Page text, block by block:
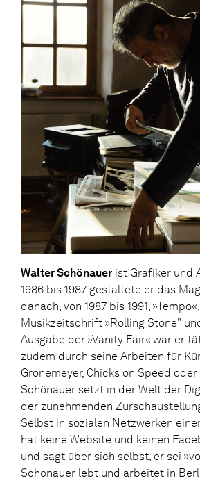
Walter Schönauer ist Grafiker und
1986 bis 1987 gestaltete er das
danach, von 1987 bis 1991,
Musikzeitschrift »Rolling Stone"
Ausgabe der »Vanity Fair« war er
zudem durch seine Arbeiten für
Grönemeyer, Chicks on Speed
Schönauer setzt in der Welt der
der zunehmenden
Selbst in sozialen Netzwerken
hat keine Website und keinen
und sagt über sich selbst, er sei
Schönauer lebt und arbeitet in